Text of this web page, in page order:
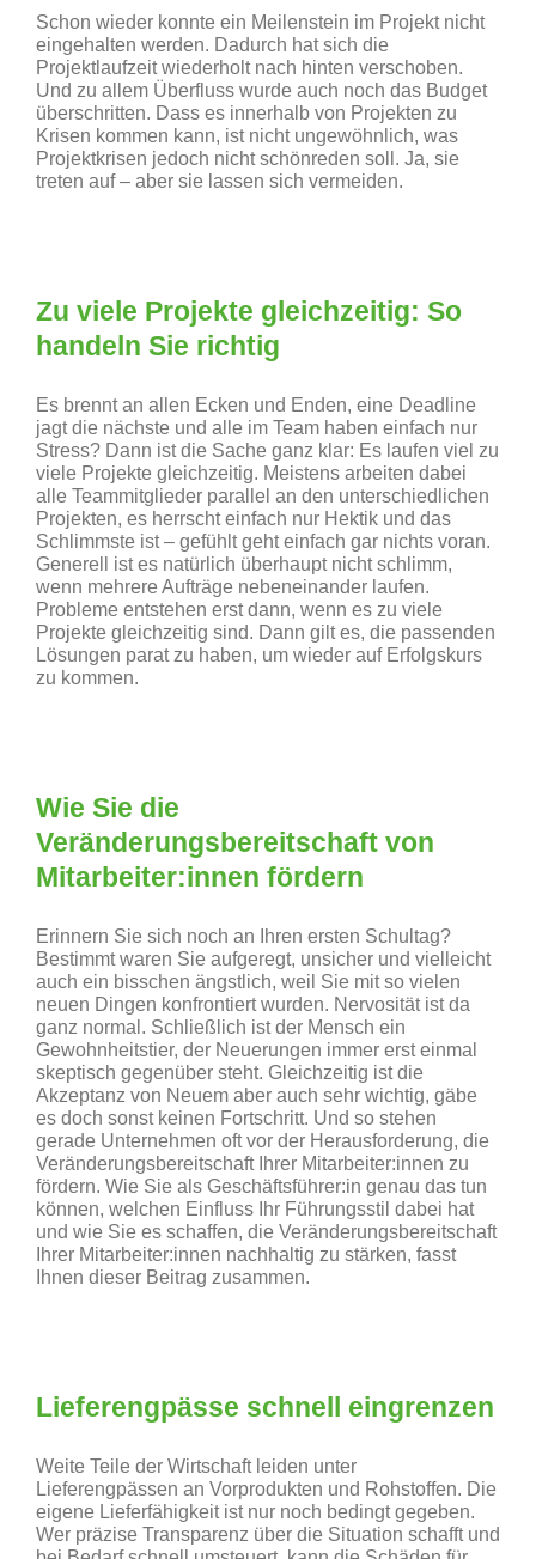
Schon wieder konnte ein Meilenstein im Projekt nicht
eingehalten werden. Dadurch hat sich die
Projektlaufzeit wiederholt nach hinten verschoben.
Und zu allem Überfluss wurde auch noch das Budget
überschritten. Dass es innerhalb von Projekten zu
Krisen kommen kann, ist nicht ungewöhnlich, was
Projektkrisen jedoch nicht schönreden soll. Ja, sie
treten auf – aber sie lassen sich vermeiden.
Zu viele Projekte gleichzeitig: So
handeln Sie richtig
Es brennt an allen Ecken und Enden, eine Deadline
jagt die nächste und alle im Team haben einfach nur
Stress? Dann ist die Sache ganz klar: Es laufen viel zu
viele Projekte gleichzeitig. Meistens arbeiten dabei
alle Teammitglieder parallel an den unterschiedlichen
Projekten, es herrscht einfach nur Hektik und das
Schlimmste ist – gefühlt geht einfach gar nichts voran.
Generell ist es natürlich überhaupt nicht schlimm,
wenn mehrere Aufträge nebeneinander laufen.
Probleme entstehen erst dann, wenn es zu viele
Projekte gleichzeitig sind. Dann gilt es, die passenden
Lösungen parat zu haben, um wieder auf Erfolgskurs
zu kommen.
Wie Sie die
Veränderungsbereitschaft von
Mitarbeiter:innen fördern
Erinnern Sie sich noch an Ihren ersten Schultag?
Bestimmt waren Sie aufgeregt, unsicher und vielleicht
auch ein bisschen ängstlich, weil Sie mit so vielen
neuen Dingen konfrontiert wurden. Nervosität ist da
ganz normal. Schließlich ist der Mensch ein
Gewohnheitstier, der Neuerungen immer erst einmal
skeptisch gegenüber steht. Gleichzeitig ist die
Akzeptanz von Neuem aber auch sehr wichtig, gäbe
es doch sonst keinen Fortschritt. Und so stehen
gerade Unternehmen oft vor der Herausforderung, die
Veränderungsbereitschaft Ihrer Mitarbeiter:innen zu
fördern. Wie Sie als Geschäftsführer:in genau das tun
können, welchen Einfluss Ihr Führungsstil dabei hat
und wie Sie es schaffen, die Veränderungsbereitschaft
Ihrer Mitarbeiter:innen nachhaltig zu stärken, fasst
Ihnen dieser Beitrag zusammen.
Lieferengpässe schnell eingrenzen
Weite Teile der Wirtschaft leiden unter
Lieferengpässen an Vorprodukten und Rohstoffen. Die
eigene Lieferfähigkeit ist nur noch bedingt gegeben.
Wer präzise Transparenz über die Situation schafft und